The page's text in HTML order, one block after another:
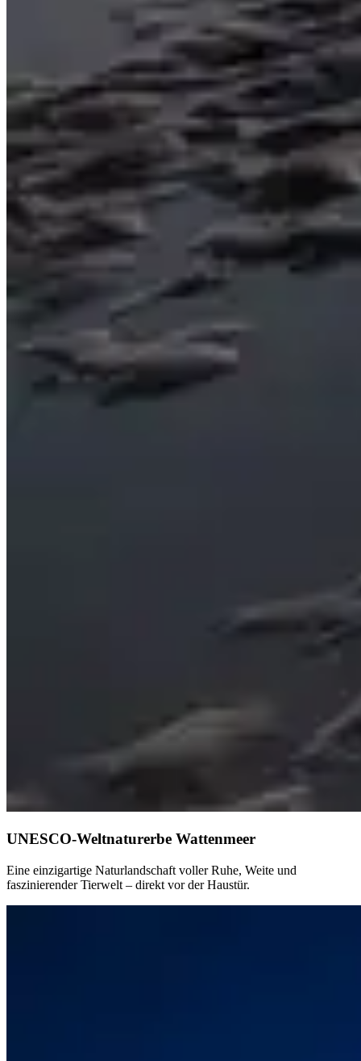
UNESCO-Weltnaturerbe Wattenmeer
Eine einzigartige Naturlandschaft voller Ruhe, Weite und
faszinierender Tierwelt – direkt vor der Haustür.